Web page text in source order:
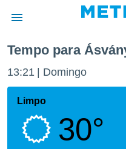
da
foi
fornecidas
Tempo para
13:21 Domingo
Limpo
30°